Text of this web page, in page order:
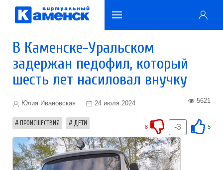
В Каменске-Уральском
задержан педофил, который
шесть лет насиловал внучку
Юлия Ивановская 24 июля 2024 5621
ПРОИСШЕСТВИЯ ДЕТИ 5
-3
8